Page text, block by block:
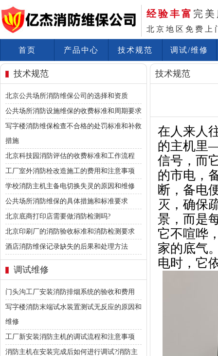
经验丰富 完
北京地区免费上
首页 产品中心 技术规范 调试/维修
技术规范
北京公共场所消防维保公司的选择和资质
公共场所消防设施维保的收费标准和周期要求
写字楼消防维保检查不合格的处罚标准和补救
措施
北京科技园消防评估的收费标准和工作流程
工厂室外消防栓改造施工的费用和注意事项
学校消防主机主备电切换失灵的原因和维修
公共场所消防维保的具体措施和标准要求
北京底商打印店需要做消防检测吗?
北京印刷厂的消防验收标准和消防检测要求
酒店消防维保记录缺失的后果和处理方法
调试维修
门头沟工厂安装消防排烟系统的验收和费用
写字楼消防末端试水装置测试无反应的原因和
维修
工厂新安装消防主机的调试流程和注意事项
消防主机在安装完成后如何进行调试?消防主
技术规范
在人来人
的主机里
信号，而
的市电，
断，备电
灭，确保
景，而是
它不喧哗
家的底气
电时，它